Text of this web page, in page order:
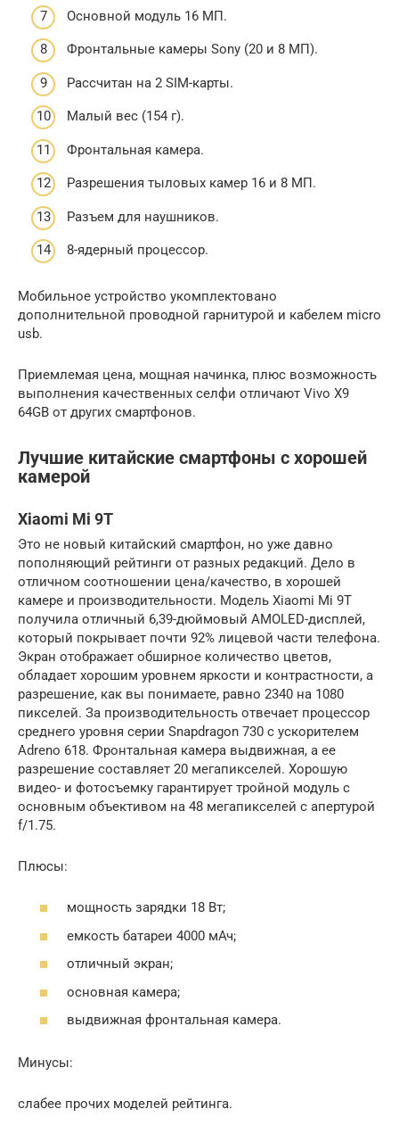
Основной модуль 16 МП.
Фронтальные камеры Sony (20 и 8 МП).
Рассчитан на 2 SIM-карты.
Малый вес (154 г).
Фронтальная камера.
Разрешения тыловых камер 16 и 8 МП.
Разъем для наушников.
8-ядерный процессор.
Мобильное устройство укомплектовано
дополнительной проводной гарнитурой и кабелем micro
usb.
Приемлемая цена, мощная начинка, плюс возможность
выполнения качественных селфи отличают Vivo X9
64GB от других смартфонов.
Лучшие китайские смартфоны с хорошей
камерой
Xiaomi Mi 9T
Это не новый китайский смартфон, но уже давно
пополняющий рейтинги от разных редакций. Дело в
отличном соотношении цена/качество, в хорошей
камере и производительности. Модель Xiaomi Mi 9T
получила отличный 6,39-дюймовый AMOLED-дисплей,
который покрывает почти 92% лицевой части телефона.
Экран отображает обширное количество цветов,
обладает хорошим уровнем яркости и контрастности, а
разрешение, как вы понимаете, равно 2340 на 1080
пикселей. За производительность отвечает процессор
среднего уровня серии Snapdragon 730 с ускорителем
Adreno 618. Фронтальная камера выдвижная, а ее
разрешение составляет 20 мегапикселей. Хорошую
видео- и фотосъемку гарантирует тройной модуль с
основным объективом на 48 мегапикселей с апертурой
f/1.75.
Плюсы:
мощность зарядки 18 Вт;
емкость батареи 4000 мАч;
отличный экран;
основная камера;
выдвижная фронтальная камера.
Минусы:
слабее прочих моделей рейтинга.